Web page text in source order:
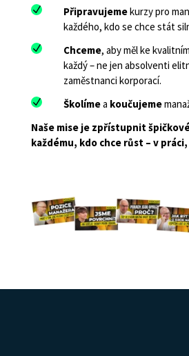
N Připravujemekurzy pro
každého, kdo se chce stát
N Chceme, aby měl ke
každý – ne jen absolventi
zaměstnanci korporací.
N Školímea koučujeme
Naše mise je zpřístupnit
každému, kdo chce růst – v